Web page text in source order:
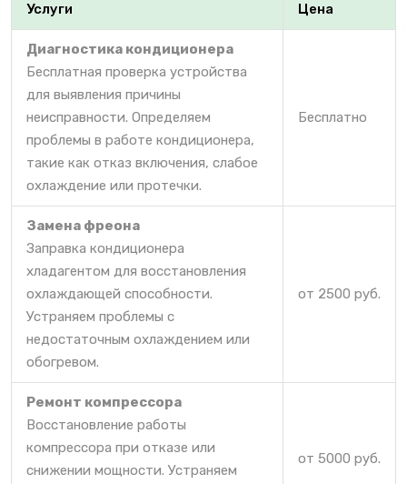
Услуги Цена
Диагностика кондиционера
Бесплатная проверка устройства
для выявления причины
неисправности. Определяем
проблемы в работе кондиционера,
такие как отказ включения, слабое
охлаждение или протечки.
Бесплатно
Замена фреона
Заправка кондиционера
хладагентом для восстановления
охлаждающей способности.
Устраняем проблемы с
недостаточным охлаждением или
обогревом.
от 2500 руб.
Ремонт компрессора
Восстановление работы
компрессора при отказе или
снижении мощности. Устраняем
от 5000 руб.